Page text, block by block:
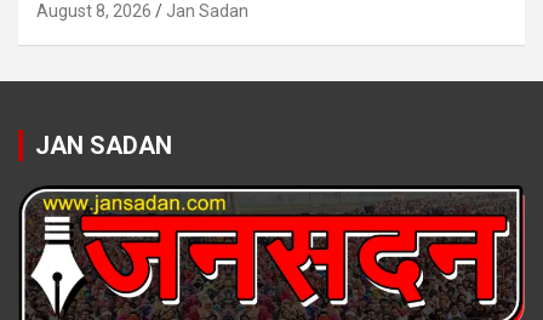
August 8, 2026 Jan Sadan
JAN SADAN